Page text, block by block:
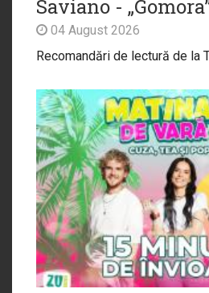
Saviano -
04 August 2026
Recomandări de lectură de la